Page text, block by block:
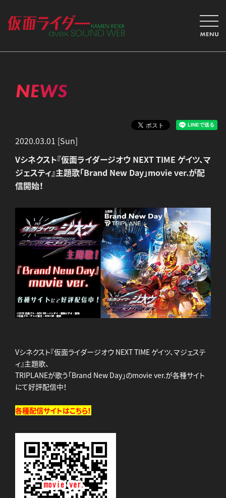
NEWS
2020.03.01 [Sun]
Vシネクスト『仮面ライダージオウ NEXT TIME ゲイツ、マ
ジェスティ』主題歌「Brand New Day」movie ver.が配
信開始！
Vシネクスト『仮面ライダージオウ NEXT TIME ゲイツ、マジェステ
ィ』主題歌、
TRIPLANEが歌う「Brand New Day」のmovie ver.が各種サイト
にて好評配信中！
各種配信サイトはこちら！